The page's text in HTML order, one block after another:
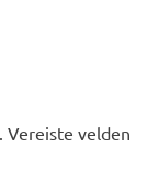
Vereiste velden